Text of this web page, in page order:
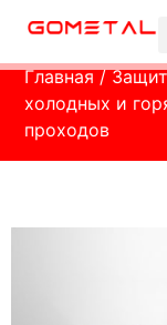
Главная/
холодных и
проходов